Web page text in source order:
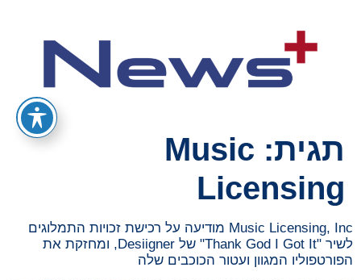
תגית: Music
Licensing
Music Licensing, Inc מודיעה על רכישת זכויות התמלוגים
לשיר "Thank God I Got It" של Desiigner, ומחזקת את
הפורטפוליו המגוון ועטור הכוכבים שלה